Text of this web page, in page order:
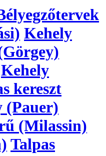
Kehely
Kehely
kereszt
(Pauer)
(Milassin)
Talpas